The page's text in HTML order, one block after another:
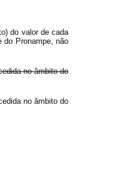
do valor de cada
do Pronampe, não
no âmbito do
no âmbito do